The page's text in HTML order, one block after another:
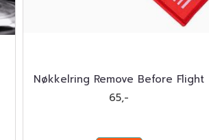
Nøkkelring Remove Before Flight
65,-